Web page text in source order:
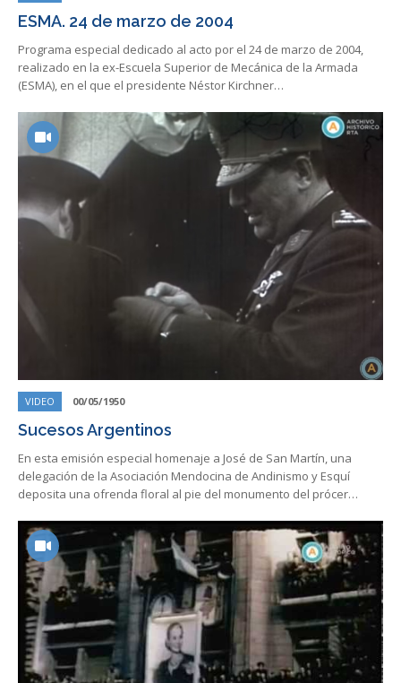
ESMA. 24 de marzo de 2004
Programa especial dedicado al acto por el 24 de marzo de 2004,
realizado en la ex-Escuela Superior de Mecánica de la Armada
(ESMA), en el que el presidente Néstor Kirchner…
VIDEO 00/05/1950
Sucesos Argentinos
En esta emisión especial homenaje a José de San Martín, una
delegación de la Asociación Mendocina de Andinismo y Esquí
deposita una ofrenda floral al pie del monumento del prócer…